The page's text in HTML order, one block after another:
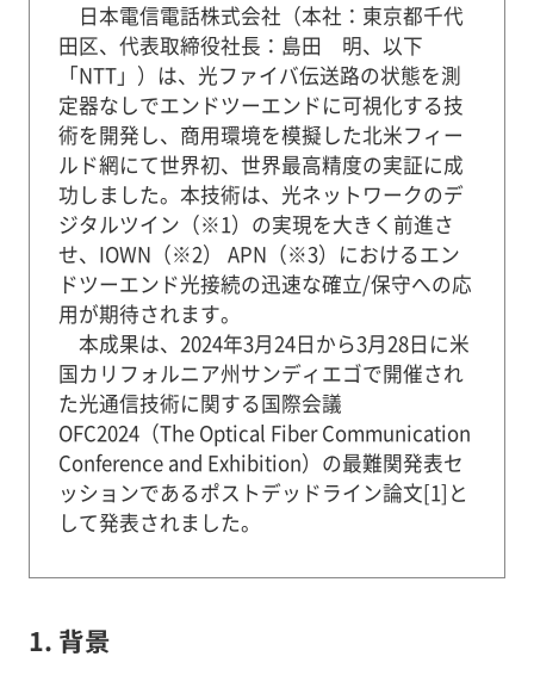
日本電信電話株式会社（本社：東京都千代
田区、代表取締役社長：島田 明、以下
「NTT」）は、光ファイバ伝送路の状態を測
定器なしでエンドツーエンドに可視化する技
術を開発し、商用環境を模擬した北米フィー
ルド網にて世界初、世界最高精度の実証に成
功しました。本技術は、光ネットワークのデ
ジタルツイン（※1）の実現を大きく前進さ
せ、IOWN（※2） APN（※3）におけるエン
ドツーエンド光接続の迅速な確立/保守への応
用が期待されます。
本成果は、2024年3月24日から3月28日に米
国カリフォルニア州サンディエゴで開催され
た光通信技術に関する国際会議
OFC2024（The Optical Fiber Communication
Conference and Exhibition）の最難関発表セ
ッションであるポストデッドライン論文[1]と
して発表されました。
1. 背景